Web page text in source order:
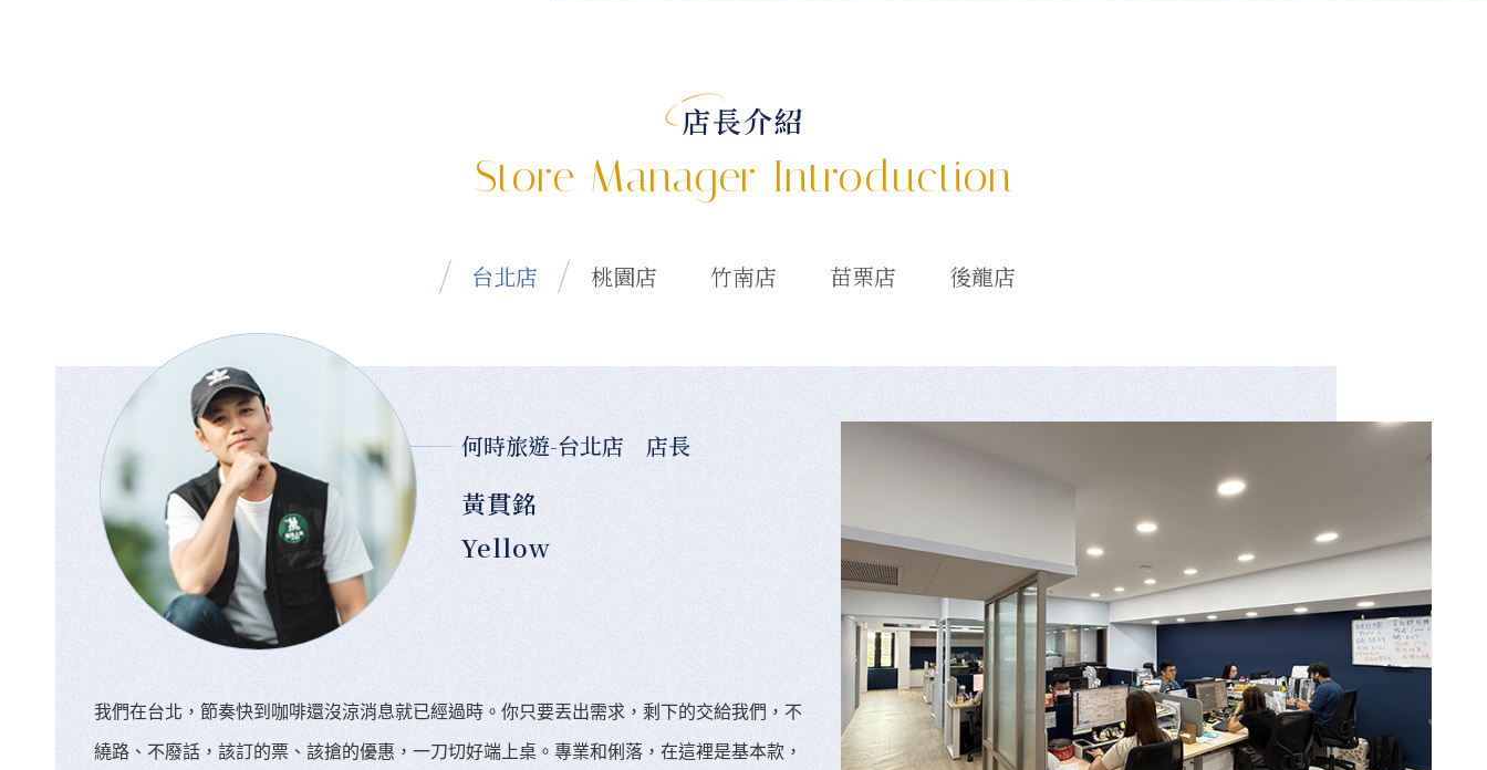
店長介紹
Store Manager Introduction
台北店 桃園店 竹南店 苗栗店 後龍店
何時旅遊-台北店 店長
黃貫銘
Yellow
我們在台北，節奏快到咖啡還沒涼消息就已經過時。你只要丟出需求，剩下的交給我們，不
繞路、不廢話，該訂的票、該搶的優惠，一刀切好端上桌。專業和俐落，在這裡是基本款，